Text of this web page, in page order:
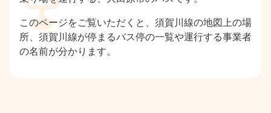
このページをご覧いただくと、須賀川線の地図上の場
所、須賀川線が停まるバス停の一覧や運行する事業者
の名前が分かります。